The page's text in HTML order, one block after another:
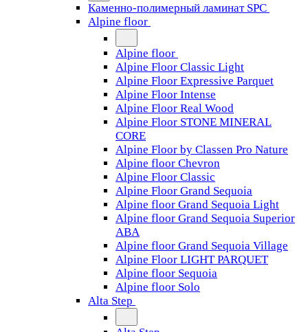
Каменно-полимерный ламинат SPC
Alpine floor
Alpine floor
Alpine Floor Classic Light
Alpine Floor Expressive Parquet
Alpine Floor Intense
Alpine Floor Real Wood
Alpine Floor STONE MINERAL
CORE
Alpine Floor by Classen Pro Nature
Alpine floor Chevron
Alpine Floor Classic
Alpine Floor Grand Sequoia
Alpine floor Grand Sequoia Light
Alpine floor Grand Sequoia Superior
ABA
Alpine floor Grand Sequoia Village
Alpine Floor LIGHT PARQUET
Alpine floor Sequoia
Alpine floor Solo
Alta Step